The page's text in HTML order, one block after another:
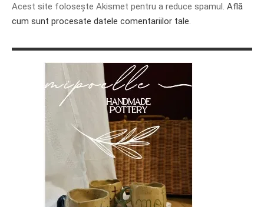
Acest site folosește Akismet pentru a reduce spamul. Află
cum sunt procesate datele comentariilor tale